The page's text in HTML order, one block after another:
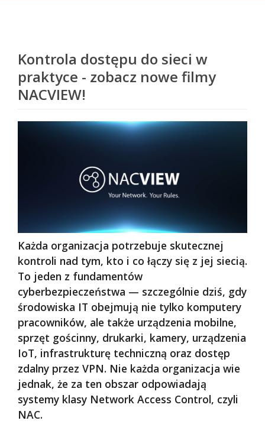
Kontrola dostępu do sieci w
praktyce - zobacz nowe filmy
NACVIEW!
Każda organizacja potrzebuje skutecznej
kontroli nad tym, kto i co łączy się z jej siecią.
To jeden z fundamentów
cyberbezpieczeństwa — szczególnie dziś, gdy
środowiska IT obejmują nie tylko komputery
pracowników, ale także urządzenia mobilne,
sprzęt gościnny, drukarki, kamery, urządzenia
IoT, infrastrukturę techniczną oraz dostęp
zdalny przez VPN. Nie każda organizacja wie
jednak, że za ten obszar odpowiadają
systemy klasy Network Access Control, czyli
NAC.